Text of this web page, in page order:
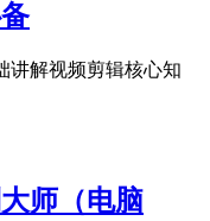
讲解视频剪辑核心知
师（电脑